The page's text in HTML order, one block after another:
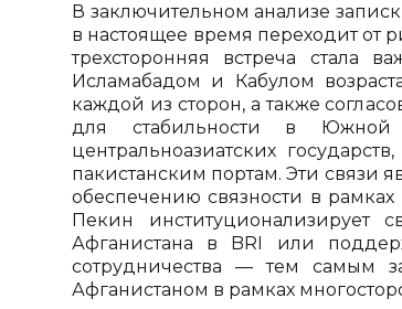
В заключительном анализе
в настоящее время переходит от
трехсторонняя встреча стала
Исламабадом и Кабулом
каждой из сторон, а также
для стабильности в
центральноазиатских
пакистанским портам. Эти связи
обеспечению связности в
Пекин институционализирует
Афганистана в BRI или
сотрудничества — тем самым
Афганистаном в рамках